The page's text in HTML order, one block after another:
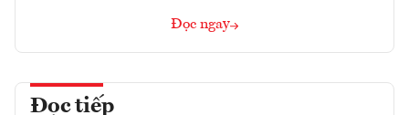
Đọc ngay
Đọc tiếp